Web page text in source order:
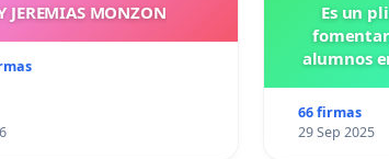
JEREMIAS MONZON
Es un
alumnos
66 firmas
29 Sep 2025